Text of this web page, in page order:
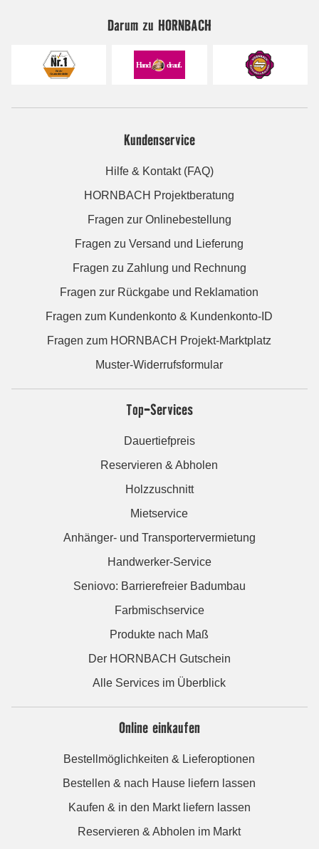
Darum zu HORNBACH
Kundenservice
Hilfe & Kontakt (FAQ)
HORNBACH Projektberatung
Fragen zur Onlinebestellung
Fragen zu Versand und Lieferung
Fragen zu Zahlung und Rechnung
Fragen zur Rückgabe und Reklamation
Fragen zum Kundenkonto & Kundenkonto-ID
Fragen zum HORNBACH Projekt-Marktplatz
Muster-Widerrufsformular
Top-Services
Dauertiefpreis
Reservieren & Abholen
Holzzuschnitt
Mietservice
Anhänger- und Transportervermietung
Handwerker-Service
Seniovo: Barrierefreier Badumbau
Farbmischservice
Produkte nach Maß
Der HORNBACH Gutschein
Alle Services im Überblick
Online einkaufen
Bestellmöglichkeiten & Lieferoptionen
Bestellen & nach Hause liefern lassen
Kaufen & in den Markt liefern lassen
Reservieren & Abholen im Markt